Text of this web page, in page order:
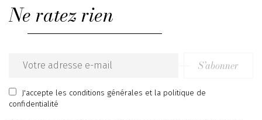
Ne ratez rien
Email
address
S’abonner
J'accepte les conditions générales et la politique de
confidentialité